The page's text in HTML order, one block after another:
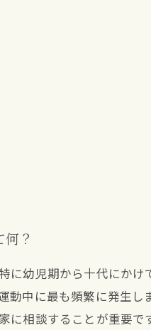
？
に幼児期から十代にか
動中に最も頻繁に発生
に相談することが重要